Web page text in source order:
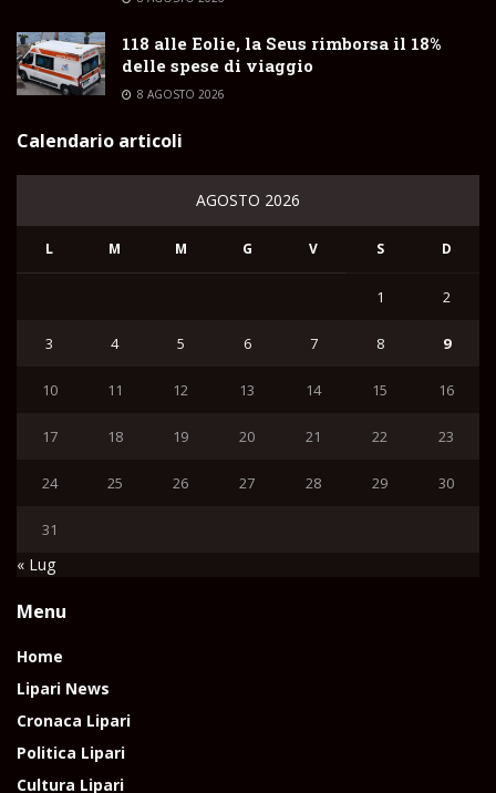
118 alle Eolie, la Seus rimborsa il 18%
delle spese di viaggio
8 AGOSTO 2026
Calendario articoli
AGOSTO 2026
L M M G V S D
1 2
3 4 5 6 7 8 9
10 11 12 13 14 15 16
17 18 19 20 21 22 23
24 25 26 27 28 29 30
31
« Lug
Menu
Home
Lipari News
Cronaca Lipari
Politica Lipari
Cultura Lipari